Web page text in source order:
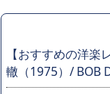
【おすすめの洋
轍（1975）/ BOB